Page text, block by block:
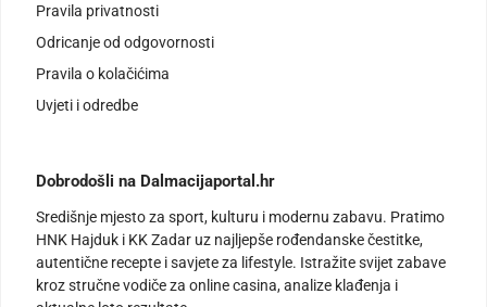
Pravila privatnosti
Odricanje od odgovornosti
Pravila o kolačićima
Uvjeti i odredbe
Dobrodošli na Dalmacijaportal.hr
Središnje mjesto za sport, kulturu i modernu zabavu. Pratimo
HNK Hajduk i KK Zadar uz najljepše rođendanske čestitke,
autentične recepte i savjete za lifestyle. Istražite svijet zabave
kroz stručne vodiče za online casina, analize klađenja i